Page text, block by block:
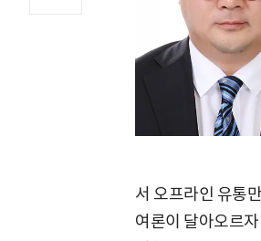
서 오프라인 유통
여론이 달아오르